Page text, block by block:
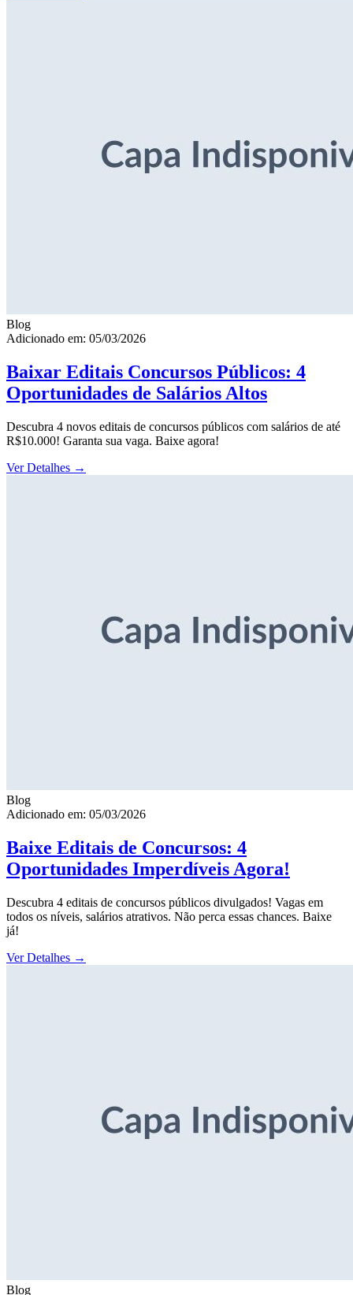
Blog
Adicionado em: 05/03/2026
Baixar Editais Concursos Públicos: 4
Oportunidades de Salários Altos
Descubra 4 novos editais de concursos públicos com salários de até
R$10.000! Garanta sua vaga. Baixe agora!
Ver Detalhes →
Blog
Adicionado em: 05/03/2026
Baixe Editais de Concursos: 4
Oportunidades Imperdíveis Agora!
Descubra 4 editais de concursos públicos divulgados! Vagas em
todos os níveis, salários atrativos. Não perca essas chances. Baixe
já!
Ver Detalhes →
Blog